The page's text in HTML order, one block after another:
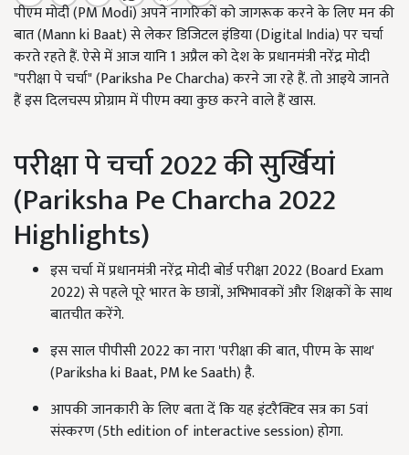
पीएम मोदी (PM Modi) अपने नागरिकों को जागरूक करने के लिए मन की
बात (Mann ki Baat) से लेकर डिजिटल इंडिया (Digital India) पर चर्चा
करते रहते हैं. ऐसे में आज यानि 1 अप्रैल को देश के प्रधानमंत्री नरेंद्र मोदी
"परीक्षा पे चर्चा" (Pariksha Pe Charcha) करने जा रहे हैं. तो आइये जानते
हैं इस दिलचस्प प्रोग्राम में पीएम क्या कुछ करने वाले हैं खास.
परीक्षा पे चर्चा 2022 की सुर्खियां
(Pariksha Pe Charcha 2022
Highlights)
इस चर्चा में प्रधानमंत्री नरेंद्र मोदी बोर्ड परीक्षा 2022 (Board Exam
2022) से पहले पूरे भारत के छात्रों, अभिभावकों और शिक्षकों के साथ
बातचीत करेंगे.
इस साल पीपीसी 2022 का नारा 'परीक्षा की बात, पीएम के साथ'
(Pariksha ki Baat, PM ke Saath) है.
आपकी जानकारी के लिए बता दें कि यह इंटरैक्टिव सत्र का 5वां
संस्करण (5th edition of interactive session) होगा.